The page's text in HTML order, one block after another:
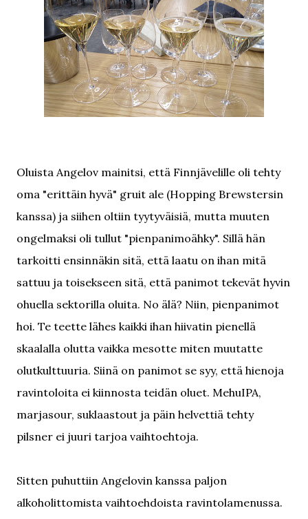
Oluista Angelov mainitsi, että Finnjävelille oli tehty
oma "erittäin hyvä" gruit ale (Hopping Brewstersin
kanssa) ja siihen oltiin tyytyväisiä, mutta muuten
ongelmaksi oli tullut "pienpanimoähky". Sillä hän
tarkoitti ensinnäkin sitä, että laatu on ihan mitä
sattuu ja toisekseen sitä, että panimot tekevät hyvin
ohuella sektorilla oluita. No älä? Niin, pienpanimot
hoi. Te teette lähes kaikki ihan hiivatin pienellä
skaalalla olutta vaikka mesotte miten muutatte
olutkulttuuria. Siinä on panimot se syy, että hienoja
ravintoloita ei kiinnosta teidän oluet. MehuIPA,
marjasour, suklaastout ja päin helvettiä tehty
pilsner ei juuri tarjoa vaihtoehtoja.
Sitten puhuttiin Angelovin kanssa paljon
alkoholittomista vaihtoehdoista ravintolamenussa.